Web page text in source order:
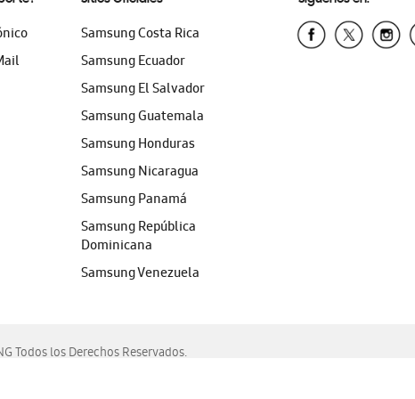
Samsung Costa Rica
Samsung Ecuador
Samsung El Salvador
Samsung Guatemala
Samsung Honduras
Samsung Nicaragua
Samsung Panamá
Samsung República
Dominicana
Samsung Venezuela
Todos los Derechos Reservados.